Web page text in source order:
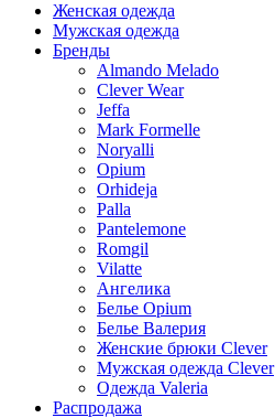
Женская одежда
Мужская одежда
Бренды
Almando Melado
Clever Wear
Jeffa
Mark Formelle
Noryalli
Opium
Orhideja
Palla
Pantelemone
Romgil
Vilatte
Ангелика
Белье Opium
Белье Валерия
Женские брюки Clever
Мужская одежда Clever
Одежда Valeria
Распродажа